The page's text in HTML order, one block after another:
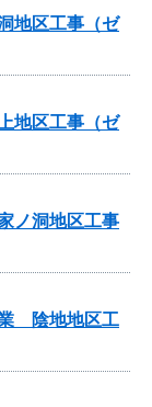
地区工事（ゼ
地区工事（ゼ
ノ洞地区工事
業 陰地地区工